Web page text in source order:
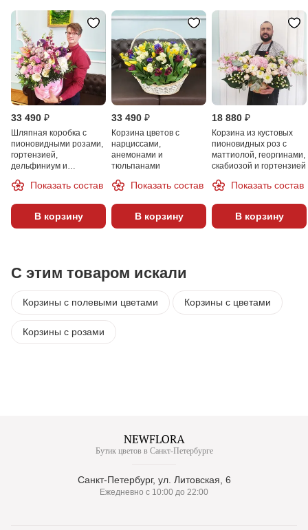
33 490 ₽
Шляпная коробка с
пионовидными розами,
гортензией,
дельфиниум и
антуриум
Показать состав
В корзину
33 490 ₽
Корзина цветов с
нарциссами,
анемонами и
тюльпанами
Показать состав
В корзину
18 880 ₽
Корзина из кустовых
пионовидных роз с
маттиолой, георгинами,
скабиозой и гортензией
Показать состав
В корзину
С этим товаром искали
Корзины с полевыми цветами Корзины с цветами
Корзины с розами
Бутик цветов в Санкт-Петербурге
Санкт-Петербург, ул. Литовская, 6
Ежедневно с 10:00 до 22:00